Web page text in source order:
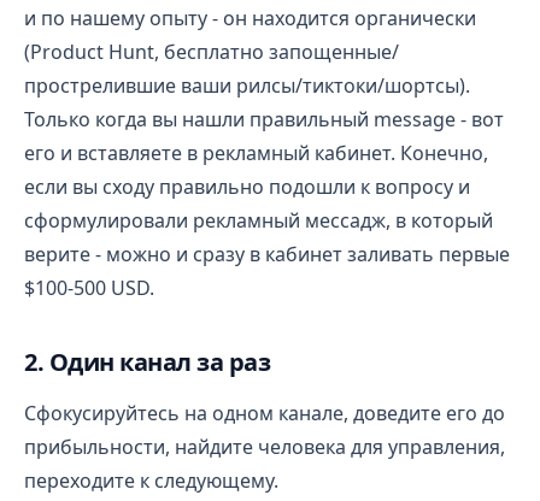
и по нашему опыту - он находится органически
(Product Hunt, бесплатно запощенные/
прострелившие ваши рилсы/тиктоки/шортсы).
Только когда вы нашли правильный message - вот
его и вставляете в рекламный кабинет. Конечно,
если вы сходу правильно подошли к вопросу и
сформулировали рекламный мессадж, в который
верите - можно и сразу в кабинет заливать первые
$100-500 USD.
2. Один канал за раз
Сфокусируйтесь на одном канале, доведите его до
прибыльности, найдите человека для управления,
переходите к следующему.